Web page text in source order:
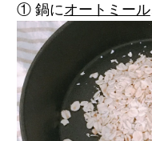
① 鍋にオートミール